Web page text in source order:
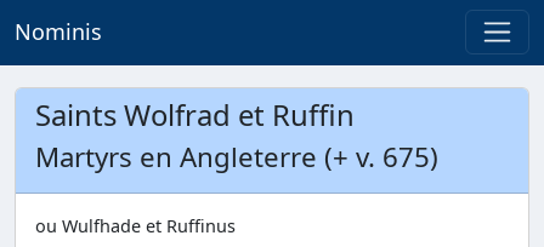
Nominis
Saints Wolfrad et Ruffin
Martyrs en Angleterre (+ v. 675)
ou Wulfhade et Ruffinus